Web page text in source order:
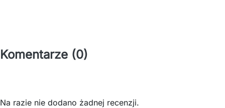
Komentarze (0)
Na razie nie dodano żadnej recenzji.